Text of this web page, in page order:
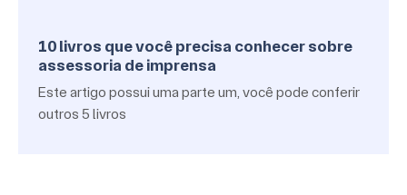
10 livros que você precisa conhecer sobre
assessoria de imprensa
Este artigo possui uma parte um, você pode conferir
outros 5 livros